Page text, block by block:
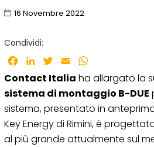
16 Novembre 2022
Condividi:
Facebook
LinkedInTwitter
Email
Contact Italia ha allargato la
sistema di montaggio B-DUE
sistema, presentato in
Key Energy di Rimini, è
al più grande attualmente sul